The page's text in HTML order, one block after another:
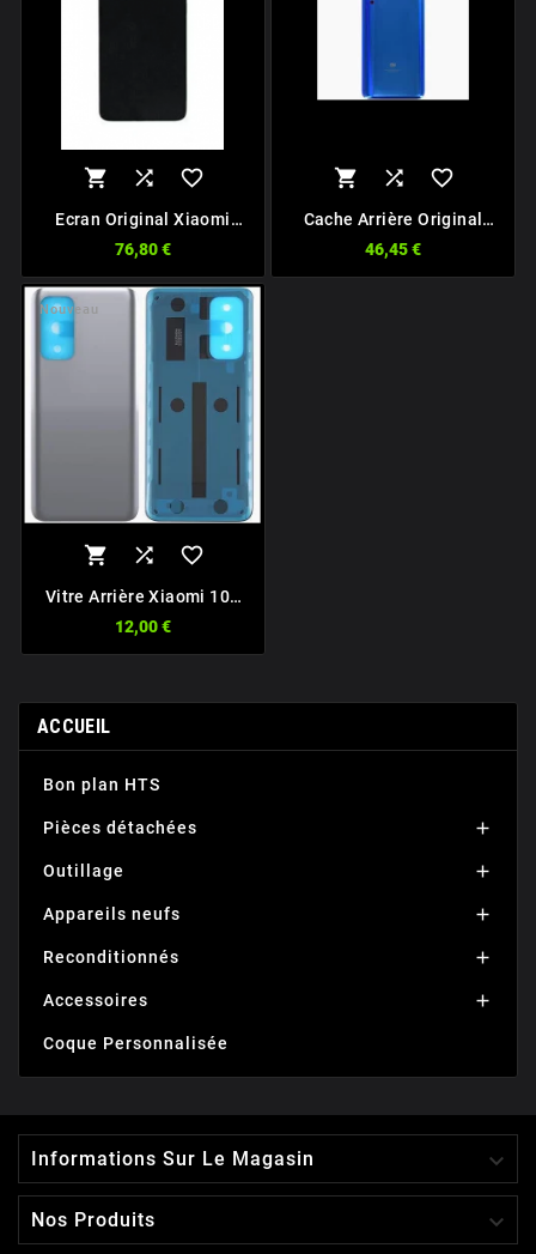
  
Ecran Original Xiaomi
76,80 €
  
Cache Arrière Original
46,45 €
Nouveau
  
Vitre Arrière Xiaomi 10T
12,00 €
ACCUEIL
Bon plan HTS
Pièces détachées 
Outillage 
Appareils neufs 
Reconditionnés 
Accessoires 
Coque Personnalisée
Informations Sur Le Magasin 
Nos Produits 